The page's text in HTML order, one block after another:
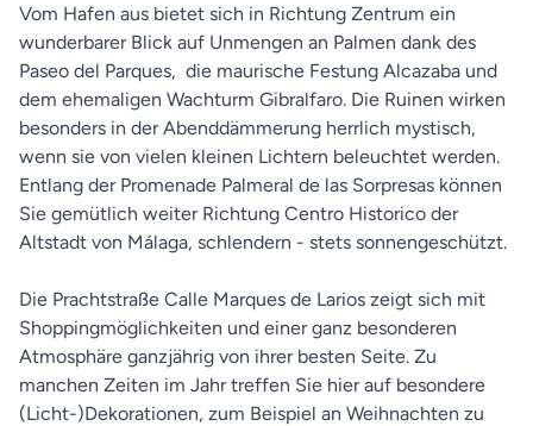
Vom Hafen aus bietet sich in Richtung Zentrum ein
wunderbarer Blick auf Unmengen an Palmen dank des
Paseo del Parques, die maurische Festung Alcazaba und
dem ehemaligen Wachturm Gibralfaro. Die Ruinen wirken
besonders in der Abenddämmerung herrlich mystisch,
wenn sie von vielen kleinen Lichtern beleuchtet werden.
Entlang der Promenade Palmeral de las Sorpresas können
Sie gemütlich weiter Richtung Centro Historico der
Altstadt von Málaga, schlendern - stets sonnengeschützt.
Die Prachtstraße Calle Marques de Larios zeigt sich mit
Shoppingmöglichkeiten und einer ganz besonderen
Atmosphäre ganzjährig von ihrer besten Seite. Zu
manchen Zeiten im Jahr treffen Sie hier auf besondere
(Licht-)Dekorationen, zum Beispiel an Weihnachten zu